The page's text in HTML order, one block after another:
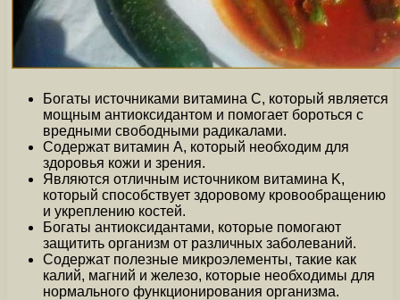
Богаты источниками витамина C, который является
мощным антиоксидантом и помогает бороться с
вредными свободными радикалами.
Содержат витамин A, который необходим для
здоровья кожи и зрения.
Являются отличным источником витамина K,
который способствует здоровому кровообращению
и укреплению костей.
Богаты антиоксидантами, которые помогают
защитить организм от различных заболеваний.
Содержат полезные микроэлементы, такие как
калий, магний и железо, которые необходимы для
нормального функционирования организма.